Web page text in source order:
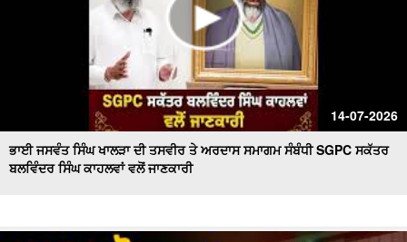
14-07-2026
ਭਾਈ ਜਸਵੰਤ ਸਿੰਘ ਖਾਲੜਾ ਦੀ ਤਸਵੀਰ ਤੇ ਅਰਦਾਸ ਸਮਾਗਮ ਸੰਬੰਧੀ SGPC ਸਕੱਤਰ
ਬਲਵਿੰਦਰ ਸਿੰਘ ਕਾਹਲਵਾਂ ਵਲੋਂ ਜਾਣਕਾਰੀ